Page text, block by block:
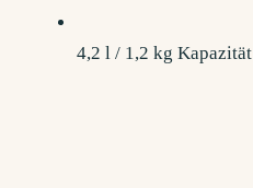
4,2 l / 1,2 kg Kapazität